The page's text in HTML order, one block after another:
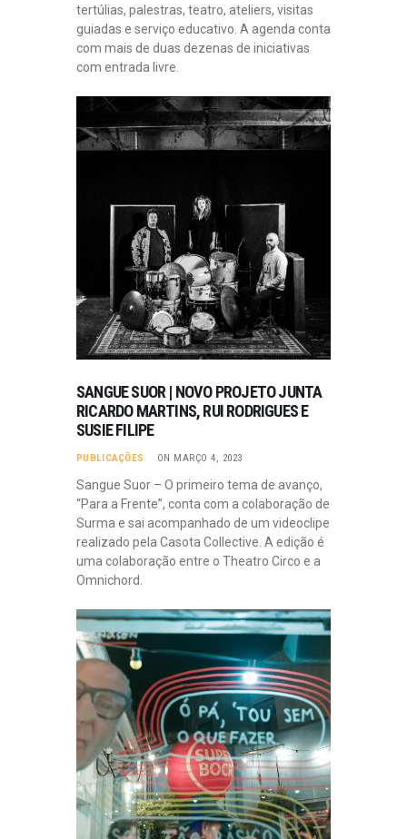
tertúlias, palestras, teatro, ateliers, visitas
guiadas e serviço educativo. A agenda conta
com mais de duas dezenas de iniciativas
com entrada livre.
SANGUE SUOR | NOVO PROJETO JUNTA
RICARDO MARTINS, RUI RODRIGUES E
SUSIE FILIPE
PUBLICAÇÕES ON MARÇO 4, 2023
Sangue Suor – O primeiro tema de avanço,
“Para a Frente”, conta com a colaboração de
Surma e sai acompanhado de um videoclipe
realizado pela Casota Collective. A edição é
uma colaboração entre o Theatro Circo e a
Omnichord.